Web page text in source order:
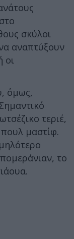
σκύλοι
αναπτύξουν
οι
όμως,
τεριέ,
μαστίφ.
το